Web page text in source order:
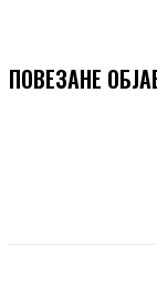
ПОВЕЗАНЕ